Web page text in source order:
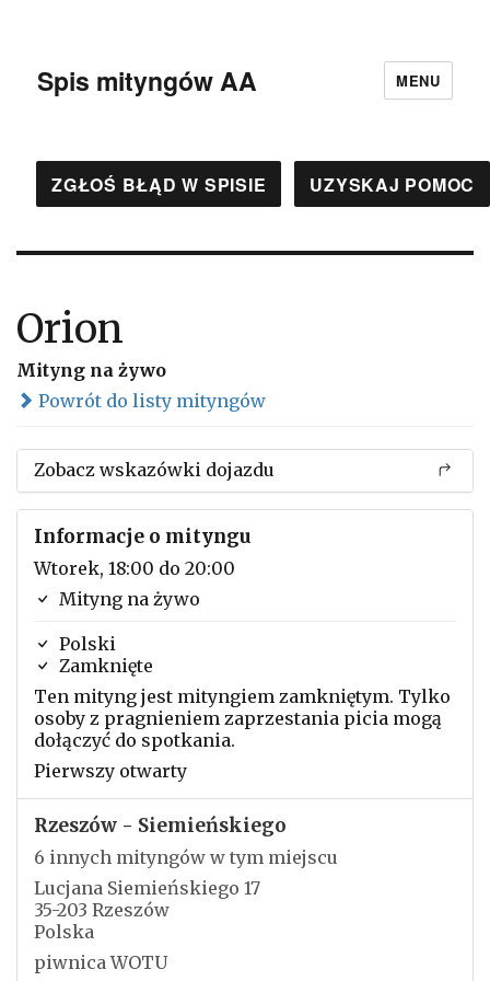
Spis mityngów AA MENU
ZGŁOŚ BŁĄD W SPISIE UZYSKAJ POMOC
Orion
Mityng na żywo
Powrót do listy mityngów
Zobacz wskazówki dojazdu
Informacje o mityngu
Wtorek, 18:00 do 20:00
Mityng na żywo
Polski
Zamknięte
Ten mityng jest mityngiem zamkniętym. Tylko
osoby z pragnieniem zaprzestania picia mogą
dołączyć do spotkania.
Pierwszy otwarty
Rzeszów - Siemieńskiego
6 innych mityngów w tym miejscu
Lucjana Siemieńskiego 17
35-203 Rzeszów
Polska
piwnica WOTU